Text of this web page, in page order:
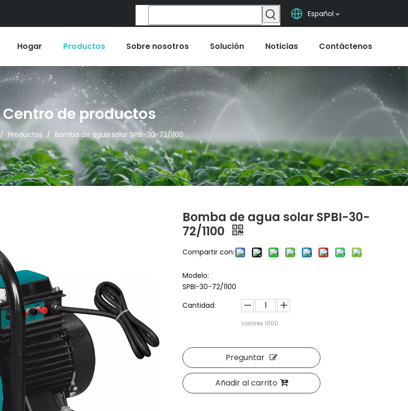
Español
Hogar Productos Sobre nosotros Solución Noticias Contáctenos
Centro de productos
/ Productos / Bomba de agua solar SPBI-30-72/1100
Bomba de agua solar SPBI-30-
72/1100
Compartir con:
Modelo:
SPBI-30-72/1100
Cantidad:
valores1000
Preguntar
Añadir al carrito